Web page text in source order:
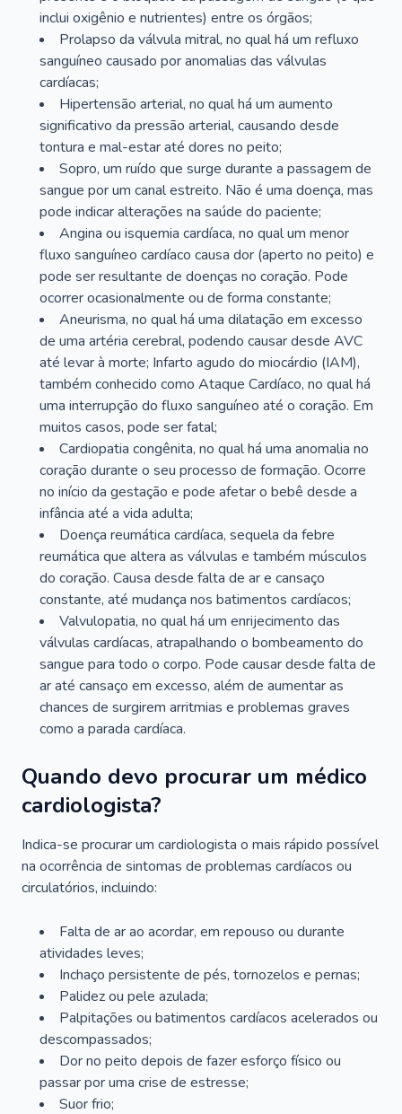
inclui oxigênio e nutrientes) entre os órgãos;
Prolapso da válvula mitral, no qual há um refluxo
sanguíneo causado por anomalias das válvulas
cardíacas;
Hipertensão arterial, no qual há um aumento
significativo da pressão arterial, causando desde
tontura e mal-estar até dores no peito;
Sopro, um ruído que surge durante a passagem de
sangue por um canal estreito. Não é uma doença, mas
pode indicar alterações na saúde do paciente;
Angina ou isquemia cardíaca, no qual um menor
fluxo sanguíneo cardíaco causa dor (aperto no peito) e
pode ser resultante de doenças no coração. Pode
ocorrer ocasionalmente ou de forma constante;
Aneurisma, no qual há uma dilatação em excesso
de uma artéria cerebral, podendo causar desde AVC
até levar à morte; Infarto agudo do miocárdio (IAM),
também conhecido como Ataque Cardíaco, no qual há
uma interrupção do fluxo sanguíneo até o coração. Em
muitos casos, pode ser fatal;
Cardiopatia congênita, no qual há uma anomalia no
coração durante o seu processo de formação. Ocorre
no início da gestação e pode afetar o bebê desde a
infância até a vida adulta;
Doença reumática cardíaca, sequela da febre
reumática que altera as válvulas e também músculos
do coração. Causa desde falta de ar e cansaço
constante, até mudança nos batimentos cardíacos;
Valvulopatia, no qual há um enrijecimento das
válvulas cardíacas, atrapalhando o bombeamento do
sangue para todo o corpo. Pode causar desde falta de
ar até cansaço em excesso, além de aumentar as
chances de surgirem arritmias e problemas graves
como a parada cardíaca.
Quando devo procurar um médico
cardiologista?
Indica-se procurar um cardiologista o mais rápido possível
na ocorrência de sintomas de problemas cardíacos ou
circulatórios, incluindo:
Falta de ar ao acordar, em repouso ou durante
atividades leves;
Inchaço persistente de pés, tornozelos e pernas;
Palidez ou pele azulada;
Palpitações ou batimentos cardíacos acelerados ou
descompassados;
Dor no peito depois de fazer esforço físico ou
passar por uma crise de estresse;
Suor frio;